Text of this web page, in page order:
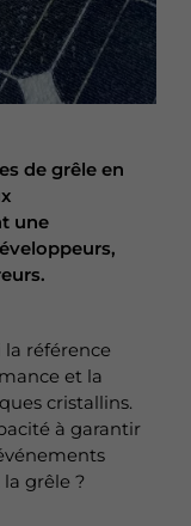
de grêle en
une
la référence
et la
cristallins.
à garantir
grêle ?